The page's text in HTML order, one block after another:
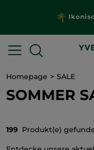
Wähle dein
Homepage SALE
SOMMER
199 Produkt(e)